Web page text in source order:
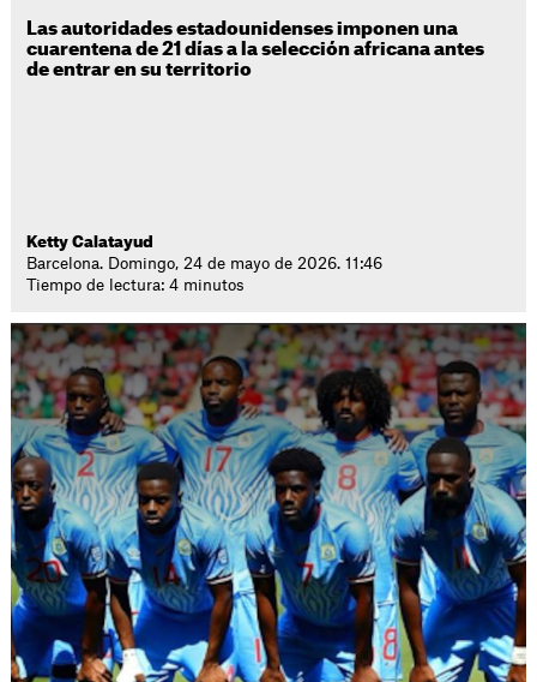
Las autoridades estadounidenses imponen una
cuarentena de 21 días a la selección africana antes
de entrar en su territorio
Ketty Calatayud
Barcelona. Domingo, 24 de mayo de 2026. 11:46
Tiempo de lectura: 4 minutos